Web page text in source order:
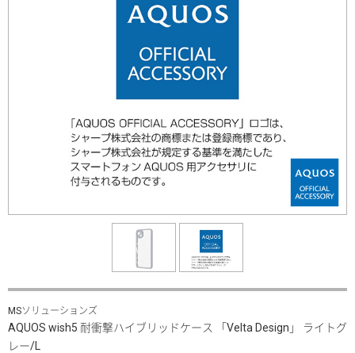
MSソリューションズ
AQUOS wish5 耐衝撃ハイブリッドケース 「Velta Design」 ライトグ
レー/L